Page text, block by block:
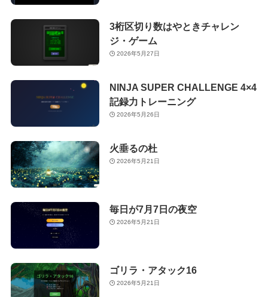
3桁区切り数はやときチャレン
ジ・ゲーム
2026年5月27日
NINJA SUPER CHALLENGE 4×4
記録力トレーニング
2026年5月26日
火垂るの杜
2026年5月21日
毎日が7月7日の夜空
2026年5月21日
ゴリラ・アタック16
2026年5月21日